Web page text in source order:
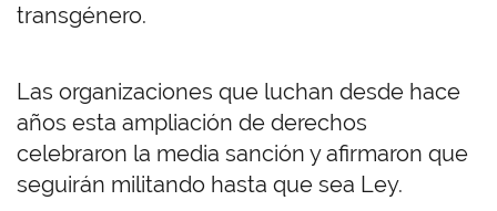
transgénero.
Las organizaciones que luchan desde hace
años esta ampliación de derechos
celebraron la media sanción y afirmaron que
seguirán militando hasta que sea Ley.